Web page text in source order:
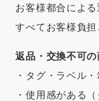
お客様都合によ
すべてお客様負担
返品・交換不可の
・タグ・ラベル
・使用感がある